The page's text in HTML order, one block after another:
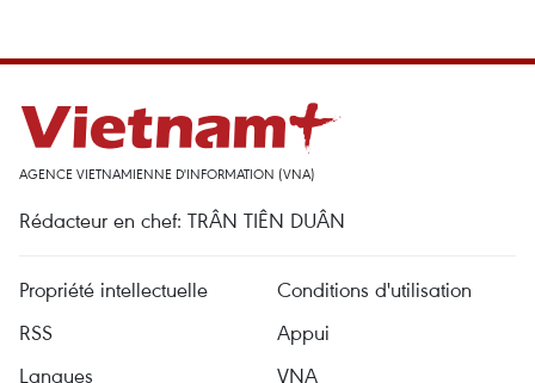
AGENCE VIETNAMIENNE D'INFORMATION (VNA)
Rédacteur en chef: TRÂN TIÊN DUÂN
Propriété intellectuelle
Conditions d'utilisation
RSS
Appui
Langues
VNA